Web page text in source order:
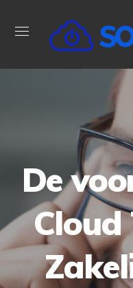
De
Cloud